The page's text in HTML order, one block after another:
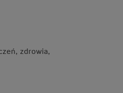
zdrowia,